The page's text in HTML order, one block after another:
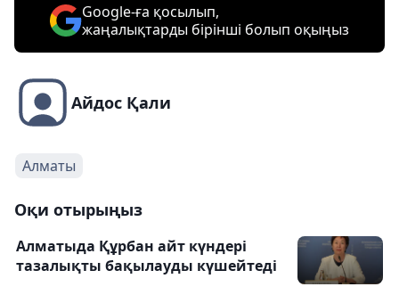
Google-ға қосылып,
жаңалықтарды бірінші болып оқыңыз
Айдос Қали
Алматы
Оқи отырыңыз
Алматыда Құрбан айт күндері
тазалықты бақылауды күшейтеді